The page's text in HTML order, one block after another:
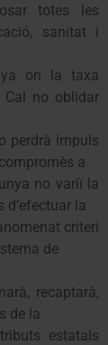
totes les
sanitat i
on la taxa
Cal no oblidar
perdrà impuls
a
no variï la
d’efectuar la
criteri
de
recaptarà,
de la
estatals